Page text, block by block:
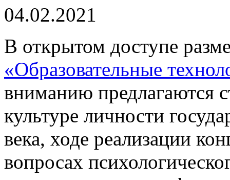
04.02.2021
В открытом доступе
«Образовательные
вниманию предлагаются
культуре личности
века, ходе реализации
вопросах